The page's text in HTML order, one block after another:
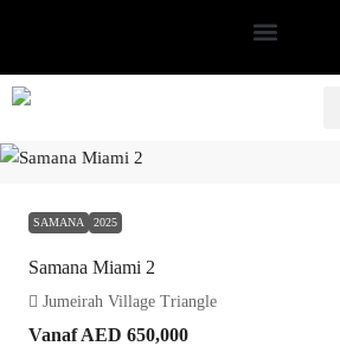
SAMANA 2025
Samana Miami 2
Jumeirah Village Triangle
VanafAED 650,000